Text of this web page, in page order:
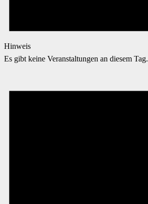
Hinweis
Es gibt keine Veranstaltungen an diesem Tag.